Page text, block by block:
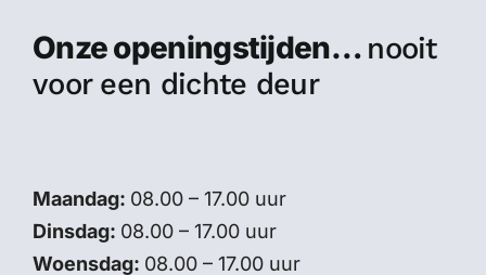
Onze openingstijden… nooit
voor een dichte deur
Maandag: 08.00 – 17.00 uur
Dinsdag: 08.00 – 17.00 uur
Woensdag: 08.00 – 17.00 uur